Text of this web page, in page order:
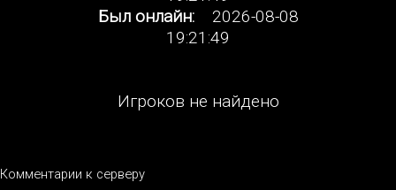
Был онлайн:2026-08-08
19:21:49
Игроков не найдено
Комментарии к серверу